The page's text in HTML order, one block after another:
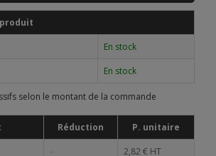
En stock
En stock
selon le montant de la commande
Réduction
P. unitaire
- 2,82 € HT